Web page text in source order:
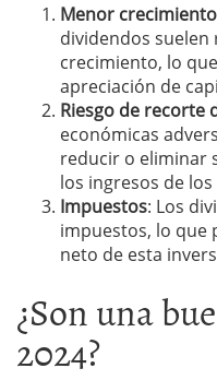
Menor crecimiento
dividendos
crecimiento, lo
apreciación de
Riesgo de recorte
económicas
reducir o eliminar
los ingresos de
Impuestos: Los
impuestos, lo que
neto de esta
¿Son una
2024?